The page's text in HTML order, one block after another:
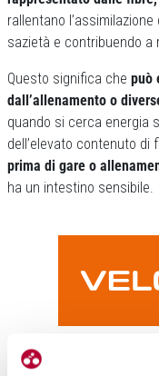
rallentano
sazietà e contribuendo a
Questo significa che può
dall’allenamento o
quando si cerca energia
dell’elevato contenuto di
prima di gare o
ha un intestino sensibile.
Infine, oltre al